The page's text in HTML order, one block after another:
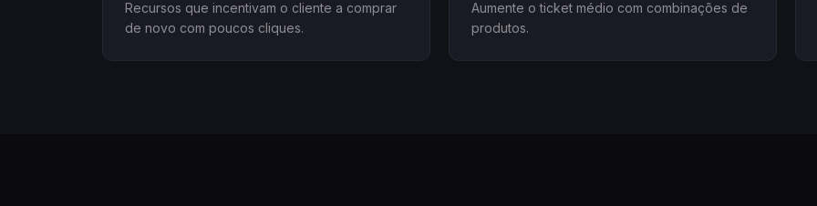
Recursos que incentivam o cliente a comprar
de novo com poucos cliques.
Aumente o ticket médio com combinações de
produtos.